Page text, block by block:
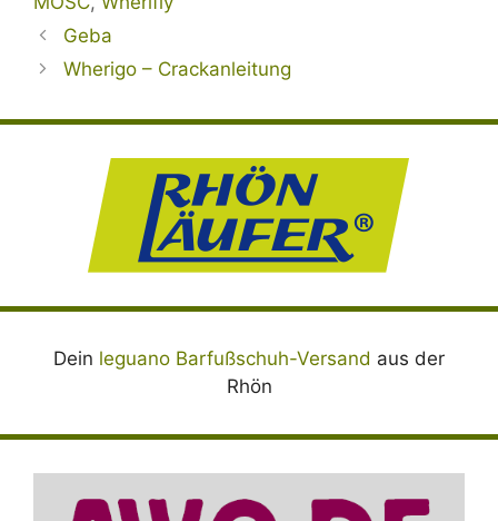
Geba
Wherigo – Crackanleitung
Dein leguano Barfußschuh-Versand aus der
Rhön